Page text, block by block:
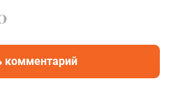
комментарий